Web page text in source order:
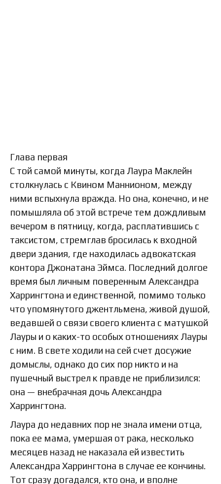
Глава первая
С той самой минуты, когда Лаура Маклейн
столкнулась с Квином Маннионом, между
ними вспыхнула вражда. Но она, конечно, и не
помышляла об этой встрече тем дождливым
вечером в пятницу, когда, расплатившись с
таксистом, стремглав бросилась к входной
двери здания, где находилась адвокатская
контора Джонатана Эймса. Последний долгое
время был личным поверенным Александра
Харрингтона и единственной, помимо только
что упомянутого джентльмена, живой душой,
ведавшей о связи своего клиента с матушкой
Лауры и о каких-то особых отношениях Лауры
с ним. В свете ходили на сей счет досужие
домыслы, однако до сих пор никто и на
пушечный выстрел к правде не приблизился:
она — внебрачная дочь Александра
Харрингтона.
Лаура до недавних пор не знала имени отца,
пока ее мама, умершая от рака, несколько
месяцев назад не наказала ей известить
Александра Харрингтона в случае ее кончины.
Тот сразу догадался, кто она, и вполне